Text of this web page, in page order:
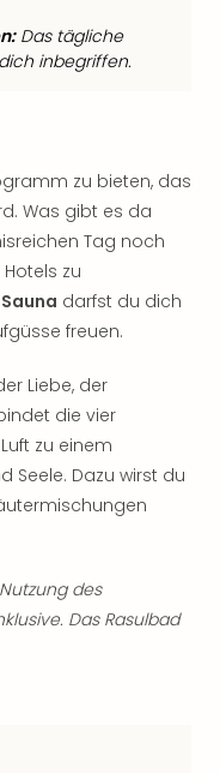
Das tägliche
inbegriffen.
zu bieten, das
Was gibt es da
Tag noch
zu
darfst du dich
freuen.
Liebe, der
die vier
zu einem
Seele. Dazu wirst du
des
Das Rasulbad